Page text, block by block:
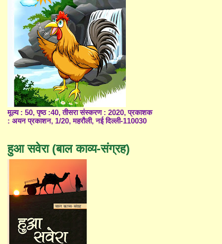
मूल्य : 50, पृष्ठ :40, तीसरा संस्करण : 2020, प्रकाशक
: अयन प्रकाशन, 1/20, महरौली, नई दिल्ली-110030
हुआ सवेरा (बाल काव्य-संग्रह)